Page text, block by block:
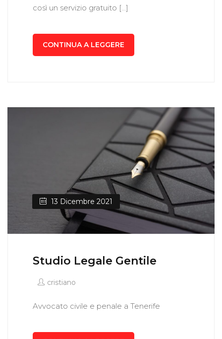
così un servizio gratuito […]
CONTINUA A LEGGERE
13 Dicembre 2021
Studio Legale Gentile
cristiano
Avvocato civile e penale a Tenerife